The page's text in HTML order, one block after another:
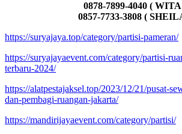
0878-7899-4040 ( WITA
0857-7733-3808 (
https://suryajaya.top/category/partisi-pameran/
https://suryajayaevent.com/category/partisi-
terbaru-2024/
https://alatpestajaksel.top/2023/12/21/pusat-
dan-pembagi-ruangan-jakarta/
https://mandirijayaevent.com/category/partisi/